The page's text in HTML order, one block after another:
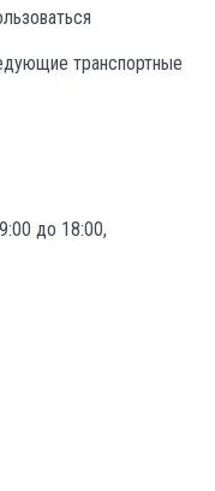
транспортные
до 18:00,